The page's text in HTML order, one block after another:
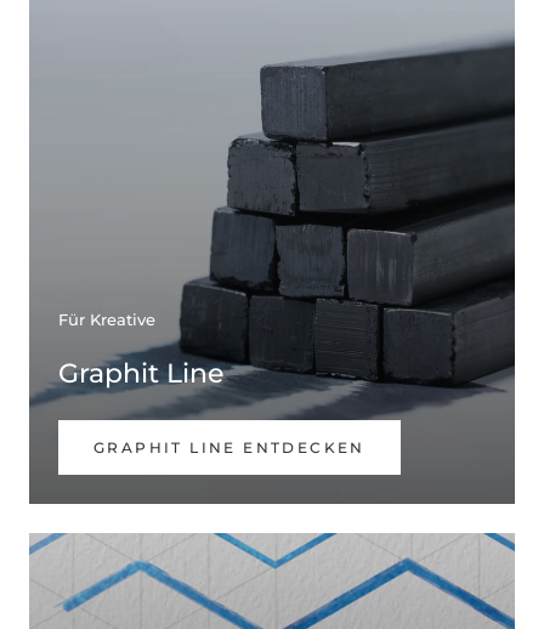
Für Kreative
Graphit Line
GRAPHIT LINE ENTDECKEN